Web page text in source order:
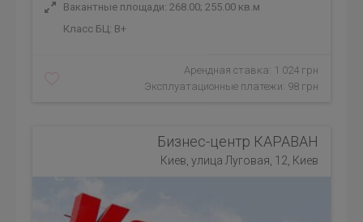
Вакантные площади: 268.00; 255.00 кв.м
Класс БЦ: B+
Арендная ставка: 1 024 грн
Эксплуатационные платежи: 98 грн
Бизнес-центр КАРАВАН
Киев, улица Луговая, 12, Киев